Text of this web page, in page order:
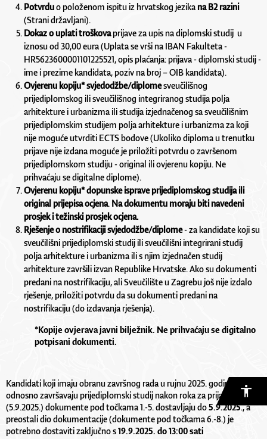
Potvrduo položenom ispitu iz hrvatskog jezika na B2 razini
(Strani državljani).
Dokaz o uplati troškovaprijave za upis na diplomski studij u
iznosu od 30,00 eura (Uplata se vrši na IBAN Fakulteta -
HR5623600001101225521, opis plaćanja: prijava - diplomski studij -
ime i prezime kandidata, poziv na broj – OIB kandidata).
Ovjerenu kopiju*svjedodžbe/diplomesveučilišnog
prijediplomskog ili sveučilišnog integriranog studija polja
arhitekture i urbanizma ili studija izjednačenog sa sveučilišnim
prijediplomskim studijem polja arhitekture i urbanizma za koji
nije moguće utvrditi ECTS bodove (Ukoliko diploma u trenutku
prijave nije izdana moguće je priložiti potvrdu o završenom
prijediplomskom studiju - original ili ovjerenu kopiju. Ne
prihvaćaju se digitalne diplome).
Ovjerenu kopiju* dopunske isprave prijediplomskog studija ili
original prijepisa ocjena. Na dokumentu moraju biti navedeni
prosjek i težinski prosjek ocjena.
Rješenje o nostrifikaciji svjedodžbe/diplome- za kandidate koji su
sveučilišni prijediplomski studij ili sveučilišni integrirani studij
polja arhitekture i urbanizma ili s njim izjednačen studij
arhitekture završili izvan Republike Hrvatske. Ako su dokumenti
predani na nostrifikaciju, ali Sveučilište u Zagrebu još nije izdalo
rješenje, priložiti potvrdu da su dokumenti predani na
nostrifikaciju (do izdavanja rješenja).
*Kopije ovjerava javni bilježnik. Ne prihvaćaju se digitalno
potpisani dokumenti.
Kandidati koji imaju obranu završnog rada u rujnu 2025. godine,
odnosno završavaju prijediplomski studij nakon roka za prijavu
(5.9.2025.) dokumente pod točkama 1.-5. dostavljaju do5.9.2025., a
preostali dio dokumentacije (dokumente pod točkama 6.-8.) je
potrebno dostaviti zaključno s19.9.2025. do 13:00 sati